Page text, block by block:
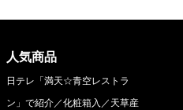
人気商品
日テレ「満天☆青空レストラ
ン」で紹介／化粧箱入／天草産